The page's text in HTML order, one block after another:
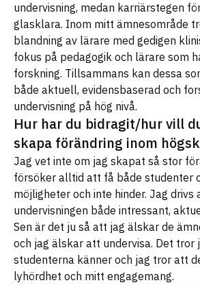
undervisning, medan karriärstegen
glasklara. Inom mitt ämnesområde
blandning av lärare med gedigen
fokus på pedagogik och lärare som
forskning. Tillsammans kan dessa
både aktuell, evidensbaserad och
undervisning på hög nivå.
Hur har du bidragit/hur vill
skapa förändring inom
Jag vet inte om jag skapat så stor
försöker alltid att få både studenter
möjligheter och inte hinder. Jag drivs
undervisningen både intressant,
Sen är det ju så att jag älskar de
och jag älskar att undervisa. Det tror
studenterna känner och jag tror att
lyhördhet och mitt engagemang.